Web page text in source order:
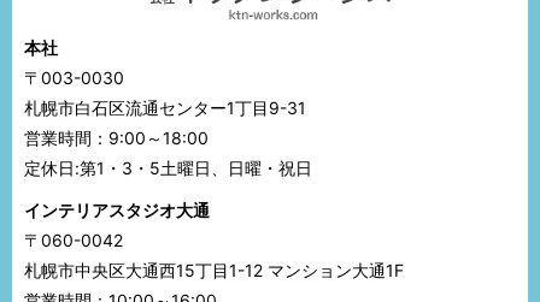
本社
〒003-0030
札幌市白石区流通センター1丁目9-31
営業時間：9:00～18:00
定休日:第1・3・5土曜日、日曜・祝日
インテリアスタジオ大通
〒060-0042
札幌市中央区大通西15丁目1-12 マンション大通1F